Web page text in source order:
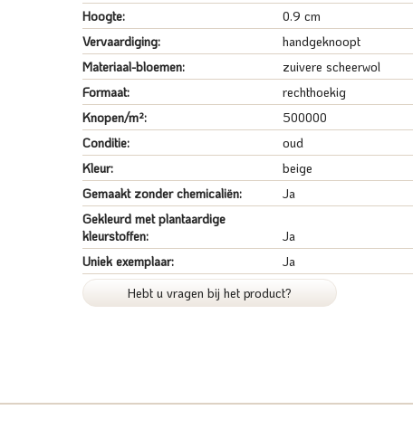
Hoogte:
0.9 cm
Vervaardiging:
handgeknoopt
Materiaal-bloemen:
zuivere scheerwol
Formaat:
rechthoekig
Knopen/m²:
500000
Conditie:
oud
Kleur:
beige
Gemaakt zonder chemicaliën:
Ja
Gekleurd met plantaardige
kleurstoffen:
Ja
Uniek exemplaar:
Ja
Hebt u vragen bij het product?